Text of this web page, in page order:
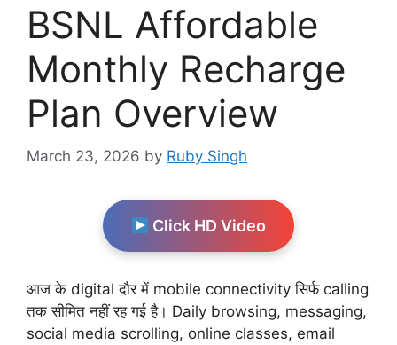
BSNL Affordable
Monthly Recharge
Plan Overview
March 23, 2026 by Ruby Singh
Click HD Video
आज के digital दौर में mobile connectivity सिर्फ calling
तक सीमित नहीं रह गई है। Daily browsing, messaging,
social media scrolling, online classes, email